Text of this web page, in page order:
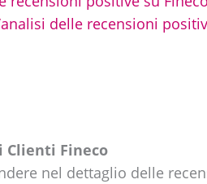
delle recensioni
Clienti Fineco
nel dettaglio delle